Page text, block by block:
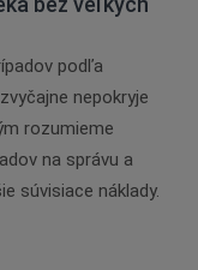
podľa
nepokryje
rozumieme
na správu a
súvisiace náklady.